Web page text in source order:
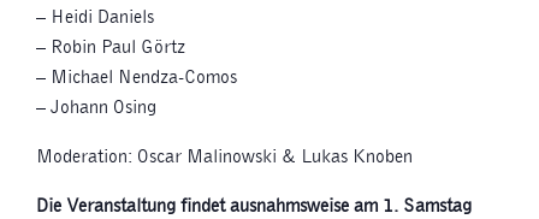
– Heidi Daniels
– Robin Paul Görtz
– Michael Nendza-Comos
– Johann Osing
Moderation: Oscar Malinowski & Lukas Knoben
Die Veranstaltung findet ausnahmsweise am 1. Samstag